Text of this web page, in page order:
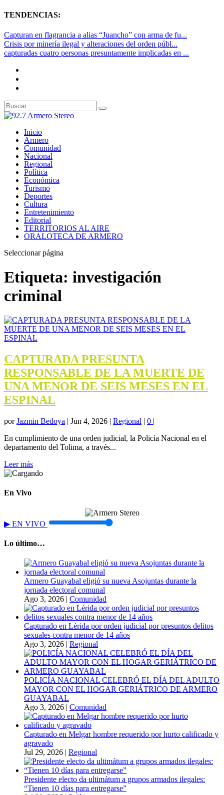
TENDENCIAS:
Capturan en flagrancia a alias “Juancho” con arma de fu...
Crisis por minería ilegal y alteraciones del orden públ...
capturadas cuatro personas presuntamente implicadas en ...
Inicio
Armero
Comunidad
Nacional
Regional
Política
Económica
Turismo
Deportes
Cultura
Entretenimiento
Editorial
TERRITORIOS AL AIRE
ORALOTECA DE ARMERO
Seleccionar página
Etiqueta: investigación
criminal
CAPTURADA PRESUNTA
RESPONSABLE DE LA MUERTE DE
UNA MENOR DE SEIS MESES EN EL
ESPINAL
porJazmin Bedoya | Jun 4, 2026 | Regional | 0 |
En cumplimiento de una orden judicial, la Policía Nacional en el
departamento del Tolima, a través...
Leer más
En Vivo
▶ EN VIVO
Lo último…
Armero Guayabal eligió su nueva Asojuntas durante la
jornada electoral comunal
Ago 3, 2026 | Comunidad
Capturado en Lérida por orden judicial por presuntos delitos
sexuales contra menor de 14 años
Ago 3, 2026 | Regional
POLICÍA NACIONAL CELEBRÓ EL DÍA DEL ADULTO
MAYOR CON EL HOGAR GERIÁTRICO DE ARMERO
GUAYABAL
Ago 3, 2026 | Comunidad
Capturado en Melgar hombre requerido por hurto calificado y
agravado
Jul 29, 2026 | Regional
Presidente electo da ultimátum a grupos armados ilegales:
“Tienen 10 días para entregarse”